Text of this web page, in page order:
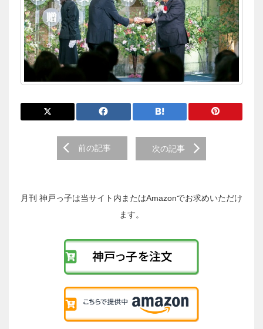
稿
前の記事 次の記事
月刊 神戸っ子は当サイト内またはAmazonでお求めいただけ
ます。